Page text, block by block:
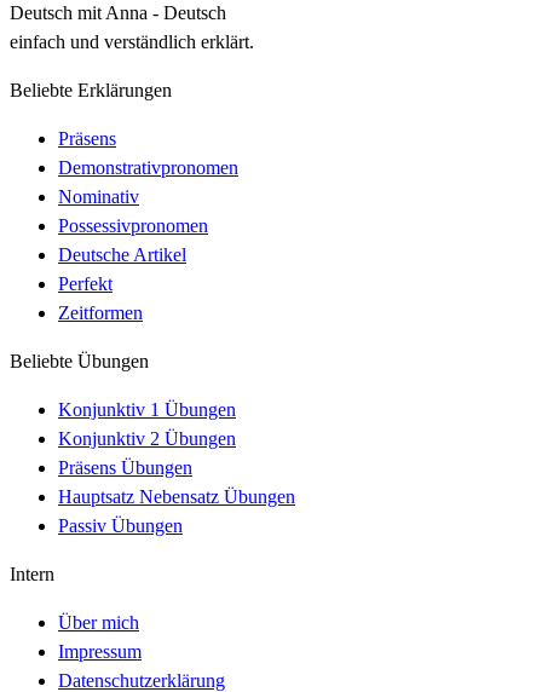
Deutsch mit Anna - Deutsch
einfach und verständlich erklärt.
Beliebte Erklärungen
Präsens
Demonstrativpronomen
Nominativ
Possessivpronomen
Deutsche Artikel
Perfekt
Zeitformen
Beliebte Übungen
Konjunktiv 1 Übungen
Konjunktiv 2 Übungen
Präsens Übungen
Hauptsatz Nebensatz Übungen
Passiv Übungen
Intern
Über mich
Impressum
Datenschutzerklärung